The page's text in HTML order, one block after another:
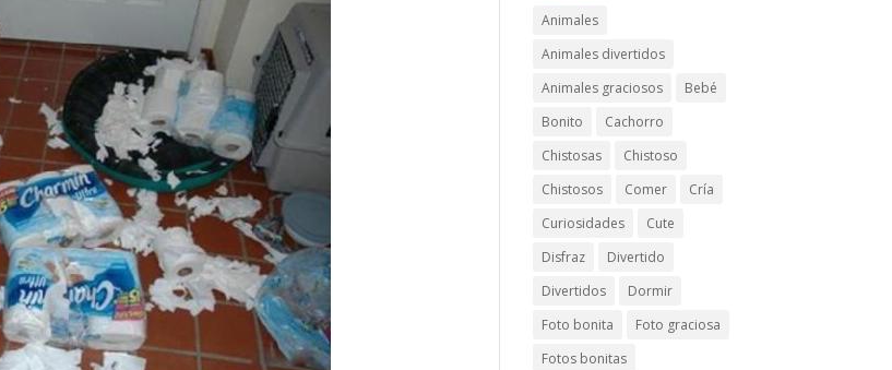
Animales
Animales divertidos
Animales graciosos
Bebé
Bonito
Cachorro
Chistosas
Chistoso
Chistosos
Comer
Cría
Curiosidades
Cute
Disfraz
Divertido
Divertidos
Dormir
Foto bonita
Foto graciosa
Fotos bonitas